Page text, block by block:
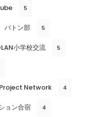
5
バトン部 5
小学校交流 5
Network 4
ョン合宿 4